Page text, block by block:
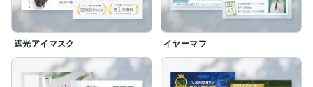
遮光アイマスク イヤーマフ